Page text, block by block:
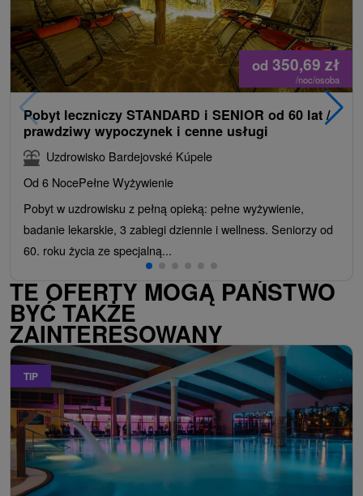
od 350,69 zł
/noc/osoba
Pobyt leczniczy STANDARD i SENIOR od 60 lat /
prawdziwy wypoczynek i cenne usługi
Uzdrowisko Bardejovské Kúpele
Od 6 NocePełne Wyżywienie
Pobyt w uzdrowisku z pełną opieką: pełne wyżywienie,
badanie lekarskie, 3 zabiegi dziennie i wellness. Seniorzy od
60. roku życia ze specjalną...
TE OFERTY MOGĄ PAŃSTWO
BYĆ TAKŻE
ZAINTERESOWANY
TIP